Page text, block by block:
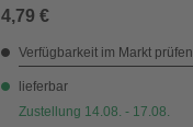
4,79 €
Verfügbarkeit im Markt prüfen
lieferbar
Zustellung 14.08. - 17.08.